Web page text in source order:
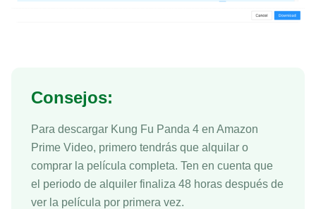
Consejos:
Para descargar Kung Fu Panda 4 en Amazon
Prime Video, primero tendrás que alquilar o
comprar la película completa. Ten en cuenta que
el periodo de alquiler finaliza 48 horas después de
ver la película por primera vez.